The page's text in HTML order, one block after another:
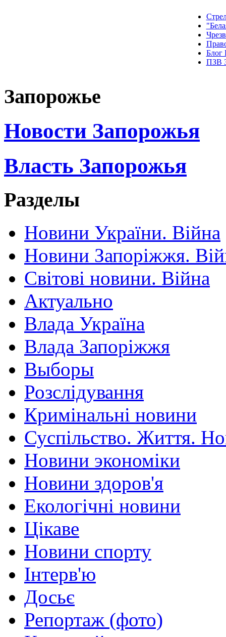
Блог
ПЗВ
Запорожье
Новости Запорожья
Власть Запорожья
Разделы
Новини України. Війна
Новини Запоріжжя.
Світові новини. Війна
Актуально
Влада Україна
Влада Запоріжжя
Выборы
Розслідування
Кримінальні новини
Суспільство. Життя.
Новини экономіки
Новини здоров'я
Екологічні новини
Цікаве
Новини спорту
Інтерв'ю
Досьє
Репортаж (фото)